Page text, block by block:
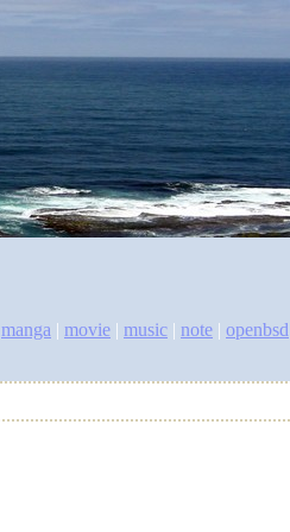
manga movie music note openbsd